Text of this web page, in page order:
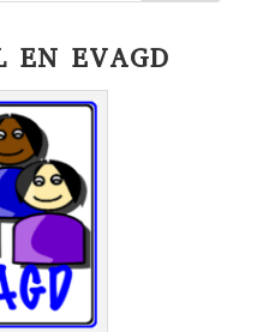
EN EVAGD